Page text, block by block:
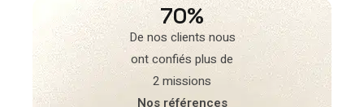
70%
De nos clients nous
ont confiés plus de
2 missions
Nos références